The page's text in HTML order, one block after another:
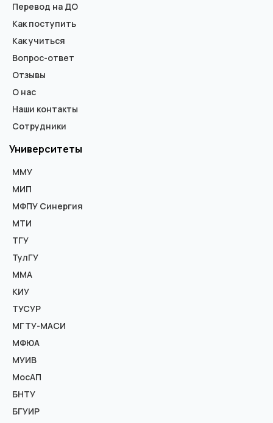
Перевод на ДО
Как поступить
Как учиться
Вопрос-ответ
Отзывы
О нас
Наши контакты
Сотрудники
Университеты
ММУ
МИП
МФПУ Синергия
МТИ
ТГУ
ТулГУ
ММА
КИУ
ТУСУР
МГТУ-МАСИ
МФЮА
МУИВ
МосАП
БНТУ
БГУИР